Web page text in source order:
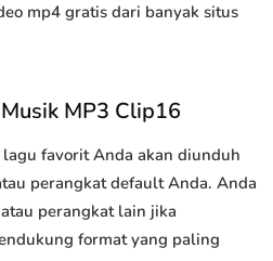
mp4 gratis dari banyak situs
MP3 Clip16
favorit Anda akan diunduh
perangkat default Anda. Anda
perangkat lain jika
format yang paling